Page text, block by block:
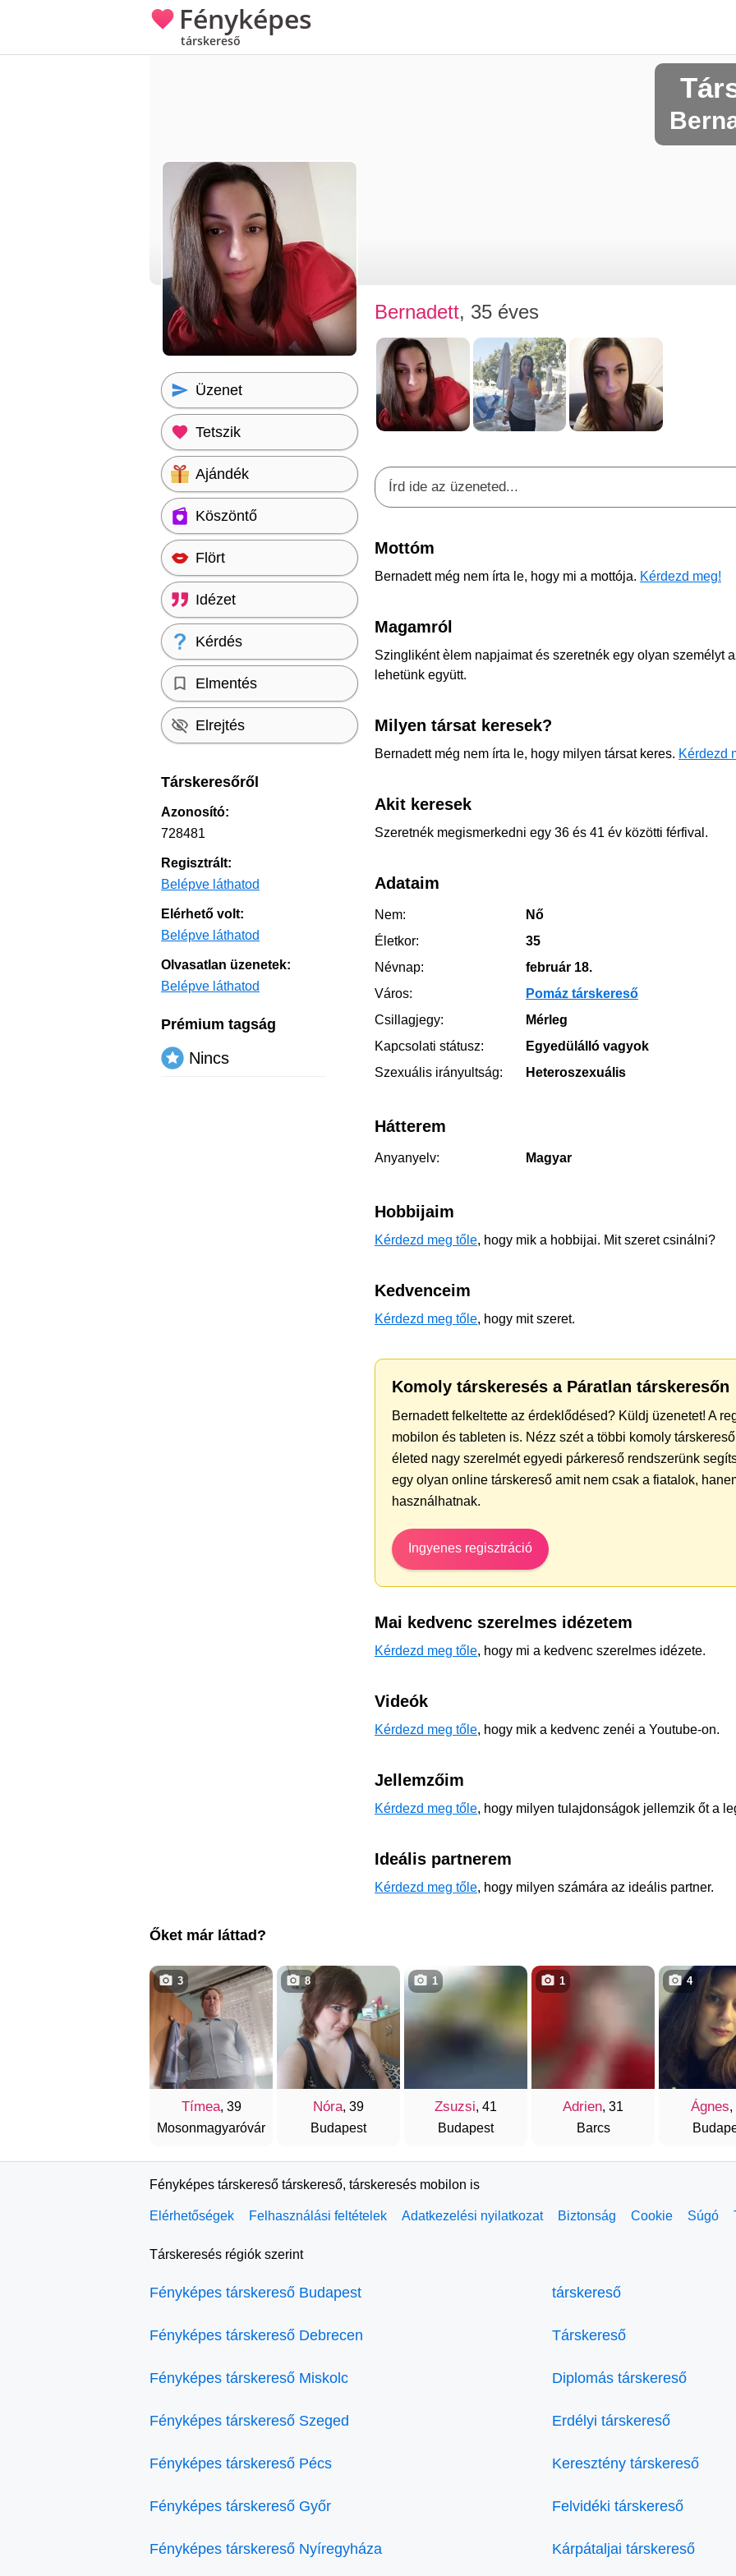
Fényképes
társkereső
Bernadett, 35 éves
Mottóm
Bernadett még nem írta le, hogy mi a mottója. Kérdezd meg!
Magamról
Szingliként èlem napjaimat és szeretnék egy olyan személyt
lehetünk együtt.
Milyen társat keresek?
Bernadett még nem írta le, hogy milyen társat keres. Kérdezd
Akit keresek
Szeretnék megismerkedni egy 36 és 41 év közötti férfival.
Adataim
Nem:
Nő
Életkor:
35
Névnap:
február 18.
Város:
Pomáz társkereső
Csillagjegy:
Mérleg
Kapcsolati státusz:
Egyedülálló vagyok
Szexuális irányultság:
Heteroszexuális
Hátterem
Anyanyelv: Magyar
Hobbijaim
Kérdezd meg tőle, hogy mik a hobbijai. Mit szeret csinálni?
Kedvenceim
Kérdezd meg tőle, hogy mit szeret.
Komoly társkeresés a Páratlan társkeresőn
Bernadett felkeltette az érdeklődésed? Küldj üzenetet! A
mobilon és tableten is. Nézz szét a többi komoly
életed nagy szerelmét egyedi párkereső rendszerünk
egy olyan online társkereső amit nem csak a fiatalok,
használhatnak.
Ingyenes regisztráció
Mai kedvenc szerelmes idézetem
Kérdezd meg tőle, hogy mi a kedvenc szerelmes idézete.
Videók
Kérdezd meg tőle, hogy mik a kedvenc zenéi a Youtube-on.
Jellemzőim
Kérdezd meg tőle, hogy milyen tulajdonságok jellemzik őt a
Ideális partnerem
Kérdezd meg tőle, hogy milyen számára az ideális partner.
Üzenet
Tetszik
Ajándék
Köszöntő
Flört
Idézet
Kérdés
Elmentés
Elrejtés
Társkeresőről
Azonosító:
728481
Regisztrált:
Belépve láthatod
Elérhető volt:
Belépve láthatod
Olvasatlan üzenetek:
Belépve láthatod
Prémium tagság
Nincs
Őket már láttad?
Tímea, 39
Mosonmagyaróvár
3
Nóra, 39
Budapest
8
Zsuzsi, 41
Budapest
1
Adrien, 31
Barcs
1
Ágnes,
4
Fényképes társkereső társkereső, társkeresés mobilon is
Elérhetőségek Felhasználási feltételek Adatkezelési nyilatkozat Biztonság Cookie Súgó
Társkeresés régiók szerint
Fényképes társkereső Budapest
Fényképes társkereső Debrecen
Fényképes társkereső Miskolc
Fényképes társkereső Szeged
Fényképes társkereső Pécs
Fényképes társkereső Győr
Fényképes társkereső Nyíregyháza
társkereső
Társkereső
Diplomás társkereső
Erdélyi társkereső
Keresztény társkereső
Felvidéki társkereső
Kárpátaljai társkereső